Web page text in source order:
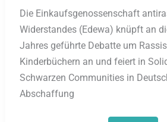
Die Einkaufsgenossenschaft
Widerstandes (Edewa) knüpft an
Jahres geführte Debatte um
Kinderbüchern an und feiert in
Schwarzen Communities in
Abschaffung